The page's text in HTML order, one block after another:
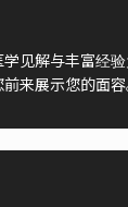
见解与丰富经
来展示您的面容